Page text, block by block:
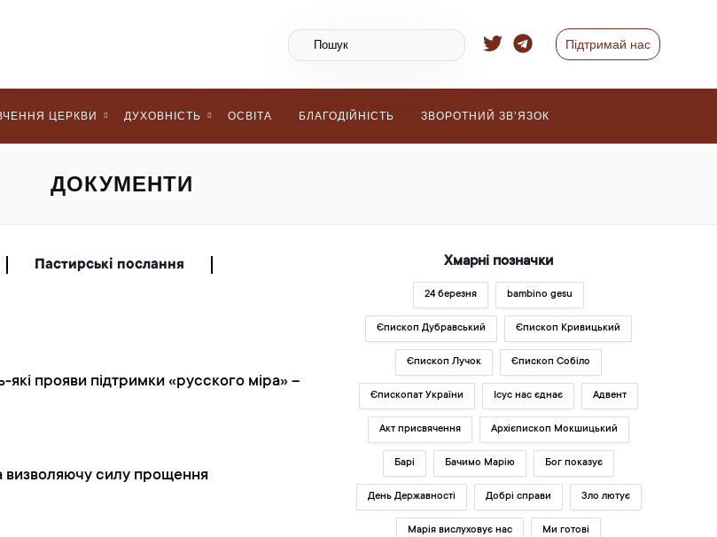
Підтримай нас
ЦЕРКВИ ДУХОВНІСТЬ ОСВІТА БЛАГОДІЙНІСТЬ ЗВОРОТНИЙ ЗВ’ЯЗОК
ДОКУМЕНТИ
Пастирські послання
які прояви підтримки «русского міра» –
визволяючу силу прощення
Хмарні позначки
24 березня bambino gesu
Єпископ Дубравський Єпископ Кривицький
Єпископ Лучок Єпископ Собіло
Єпископат України Ісус нас єднає Адвент
Акт присвячення Архієпископ Мокшицький
Барі Бачимо Марію Бог показує
День Державності Добрі справи Зло лютує
Марія вислуховує нас Ми готові